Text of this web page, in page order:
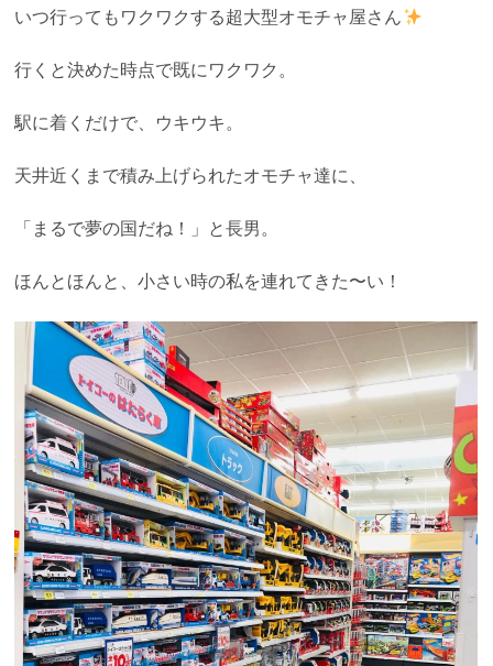
いつ行ってもワクワクする超大型オモチャ屋さん
行くと決めた時点で既にワクワク。
駅に着くだけで、ウキウキ。
天井近くまで積み上げられたオモチャ達に、
「まるで夢の国だね！」と長男。
ほんとほんと、小さい時の私を連れてきた〜い！